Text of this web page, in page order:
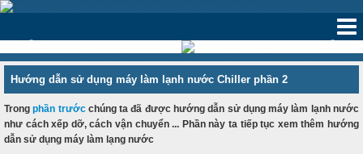
‹ ›
Hướng dẫn sử dụng máy làm lạnh nước Chiller phần 2
Trongphần trướcchúng ta đã được hướng dẫn sử dụng máy làm lạnh nước
như cách xếp dỡ, cách vận chuyển ... Phần này ta tiếp tục xem thêm hướng
dẫn sử dụng máy làm lạng nước